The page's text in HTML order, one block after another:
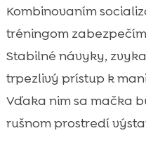
Kombinovaním
tréningom
Stabilné návyky,
trpezlivý prístup k
Vďaka nim sa mačka
rušnom prostredí